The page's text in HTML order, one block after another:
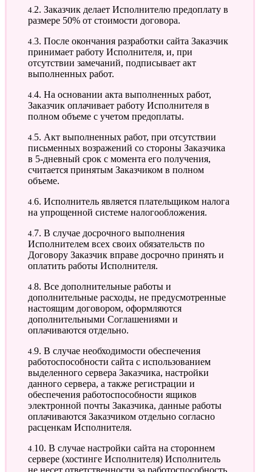
4.2. Заказчик делает Исполнителю предоплату в
размере 50% от стоимости договора.
4.3. После окончания разработки сайта Заказчик
принимает работу Исполнителя, и, при
отсутствии замечаний, подписывает акт
выполненных работ.
4.4. На основании акта выполненных работ,
Заказчик оплачивает работу Исполнителя в
полном объеме с учетом предоплаты.
4.5. Акт выполненных работ, при отсутствии
письменных возражений со стороны Заказчика
в 5-дневный срок с момента его получения,
считается принятым Заказчиком в полном
объеме.
4.6. Исполнитель является плательщиком налога
на упрощенной системе налогообложения.
4.7. В случае досрочного выполнения
Исполнителем всех своих обязательств по
Договору Заказчик вправе досрочно принять и
оплатить работы Исполнителя.
4.8. Все дополнительные работы и
дополнительные расходы, не предусмотренные
настоящим договором, оформляются
дополнительными Соглашениями и
оплачиваются отдельно.
4.9. В случае необходимости обеспечения
работоспособности сайта с использованием
выделенного сервера Заказчика, настройки
данного сервера, а также регистрации и
обеспечения работоспособности ящиков
электронной почты Заказчика, данные работы
оплачиваются Заказчиком отдельно согласно
расценкам Исполнителя.
4.10. В случае настройки сайта на стороннем
сервере (хостинге Исполнителя) Исполнитель